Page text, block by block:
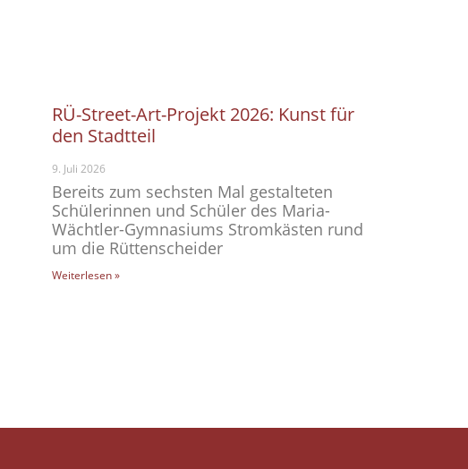
RÜ-Street-Art-Projekt 2026: Kunst für
den Stadtteil
9. Juli 2026
Bereits zum sechsten Mal gestalteten
Schülerinnen und Schüler des Maria-
Wächtler-Gymnasiums Stromkästen rund
um die Rüttenscheider
Weiterlesen »